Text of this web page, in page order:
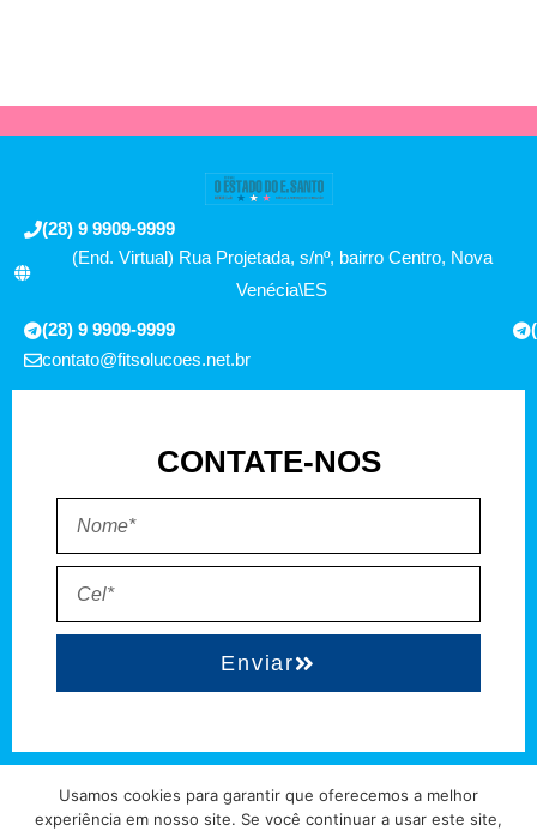
(28) 9 9909-9999
(End. Virtual) Rua Projetada, s/nº, bairro Centro, Nova
Venécia\ES
(28) 9 9909-9999
contato@fitsolucoes.net.br
CONTATE-NOS
Enviar
Usamos cookies para garantir que oferecemos a melhor
experiência em nosso site. Se você continuar a usar este site,